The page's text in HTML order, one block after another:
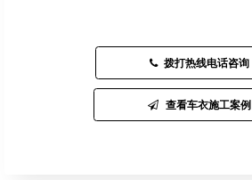
拨打热线电话咨询
查看车衣施工案例